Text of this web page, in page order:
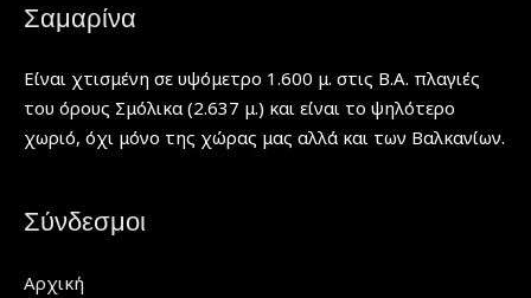
Σαμαρίνα
Είναι χτισμένη σε υψόμετρο 1.600 μ. στις Β.Α. πλαγιές
του όρους Σμόλικα (2.637 μ.) και είναι το ψηλότερο
χωριό, όχι μόνο της χώρας μας αλλά και των Βαλκανίων.
Σύνδεσμοι
Αρχική